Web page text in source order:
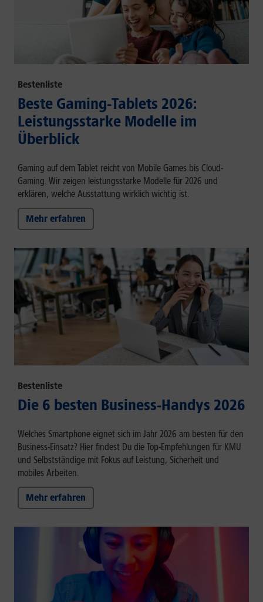
Bestenliste
Beste Gaming-Tablets 2026:
Leistungsstarke Modelle im
Überblick
Gaming auf dem Tablet reicht von Mobile Games bis Cloud-
Gaming. Wir zeigen leistungsstarke Modelle für 2026 und
erklären, welche Ausstattung wirklich wichtig ist.
Mehr erfahren
Bestenliste
Die 6 besten Business-Handys 2026
Welches Smartphone eignet sich im Jahr 2026 am besten für den
Business-Einsatz? Hier findest Du die Top-Empfehlungen für KMU
und Selbstständige mit Fokus auf Leistung, Sicherheit und
mobiles Arbeiten.
Mehr erfahren